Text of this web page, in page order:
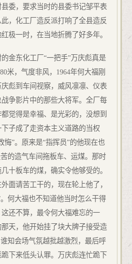
委，要求当时的县委书记邹平表
，化工厂造反派打响了全县造反
极一时，在当地折腾了好多年。
金东化工厂“一把手”万庆彪真是
米，气度非风，1964年何大福刚
彪到车间视察，威风凛凛、仪表
争影片中的那些大将军。全厂每
觉得是幸福、是光彩的，没想到
子成了走资本主义道路的当权
悔”。原来是“指挥员”的他现在也
的造气车间拖板车、运煤。那时
十板车的煤，确实令他够受的。
面请苦工干的，现在轮上他了，
何大福也不知道他当时怎么干得
还不算，最令何大福难忘的一
天，他开始挂了块大牌子接受造
知会场气氛越批越激烈，最后呼
下来低头认罪。万庆彪连忙跪下